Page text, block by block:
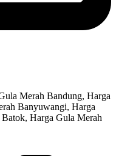
Merah Bandung, Harga
Banyuwangi, Harga
Harga Gula Merah